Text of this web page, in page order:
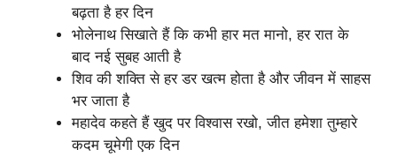
बढ़ता है हर दिन
भोलेनाथ सिखाते हैं कि कभी हार मत मानो, हर रात के
बाद नई सुबह आती है
शिव की शक्ति से हर डर खत्म होता है और जीवन में साहस
भर जाता है
महादेव कहते हैं खुद पर विश्वास रखो, जीत हमेशा तुम्हारे
कदम चूमेगी एक दिन